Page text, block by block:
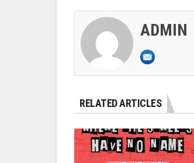
ADMIN
RELATED ARTICLES